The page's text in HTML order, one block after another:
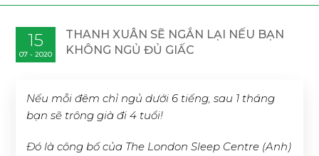
THANH XUÂN SẼ NGẮN LẠI NẾU BẠN
KHÔNG NGỦ ĐỦ GIẤC
15
07 - 2020
Nếu mỗi đêm chỉ ngủ dưới 6 tiếng, sau 1 tháng
bạn sẽ trông già đi 4 tuổi!
Đó là công bố của The London Sleep Centre (Anh)